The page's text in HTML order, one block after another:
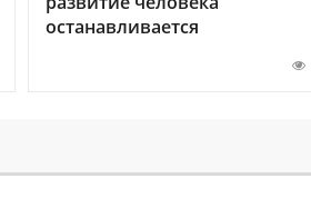
останавливается